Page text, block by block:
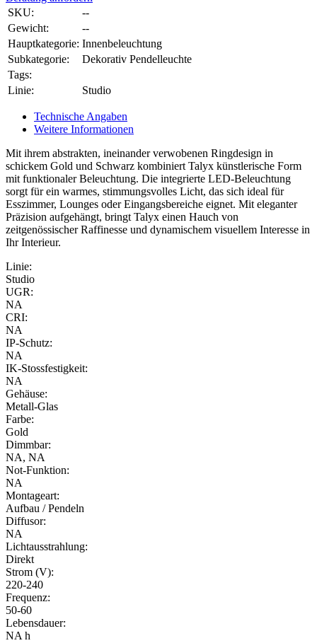
SKU:
--
Gewicht:
--
Hauptkategorie: Innenbeleuchtung
Subkategorie:
Dekorativ Pendelleuchte
Tags:
Linie:
Studio
Technische Angaben
Weitere Informationen
Mit ihrem abstrakten, ineinander verwobenen Ringdesign in
schickem Gold und Schwarz kombiniert Talyx künstlerische Form
mit funktionaler Beleuchtung. Die integrierte LED-Beleuchtung
sorgt für ein warmes, stimmungsvolles Licht, das sich ideal für
Esszimmer, Lounges oder Eingangsbereiche eignet. Mit eleganter
Präzision aufgehängt, bringt Talyx einen Hauch von
zeitgenössischer Raffinesse und dynamischem visuellem Interesse in
Ihr Interieur.
Linie:
Studio
UGR:
NA
CRI:
NA
IP-Schutz:
NA
IK-Stossfestigkeit:
NA
Gehäuse:
Metall-Glas
Farbe:
Gold
Dimmbar:
NA, NA
Not-Funktion:
NA
Montageart:
Aufbau / Pendeln
Diffusor:
NA
Lichtausstrahlung:
Direkt
Strom (V):
220-240
Frequenz:
50-60
Lebensdauer:
NA h